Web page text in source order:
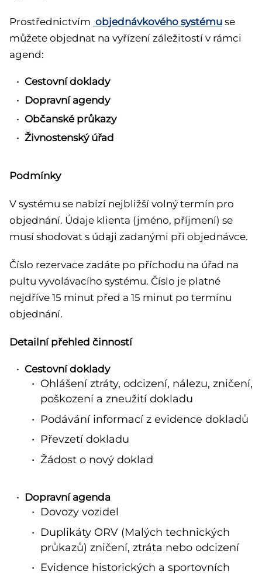
Prostřednictvím objednávkového systému se
můžete objednat na vyřízení záležitostí v rámci
agend:
Cestovní doklady
Dopravní agendy
Občanské průkazy
Živnostenský úřad
Podmínky
V systému se nabízí nejbližší volný termín pro
objednání. Údaje klienta (jméno, příjmení) se
musí shodovat s údaji zadanými při objednávce.
Číslo rezervace zadáte po příchodu na úřad na
pultu vyvolávacího systému. Číslo je platné
nejdříve 15 minut před a 15 minut po termínu
objednání.
Detailní přehled činností
Cestovní doklady
Ohlášení ztráty, odcizení, nálezu, zničení,
poškození a zneužití dokladu
Podávání informací z evidence dokladů
Převzetí dokladu
Žádost o nový doklad
Dopravní agenda
Dovozy vozidel
Duplikáty ORV (Malých technických
průkazů) zničení, ztráta nebo odcizení
Evidence historických a sportovních